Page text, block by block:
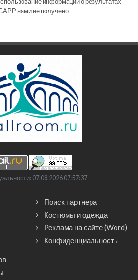
нами не получено.
07.08.2026 07:57:37
Поиск партнера
Костюмы и одежда
Реклама на сайте (Word)
Конфиденциальность